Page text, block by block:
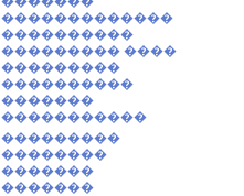
�������������
����������
��������� ����
���������
����������
�������
�����������
���������
��������
�������
�������